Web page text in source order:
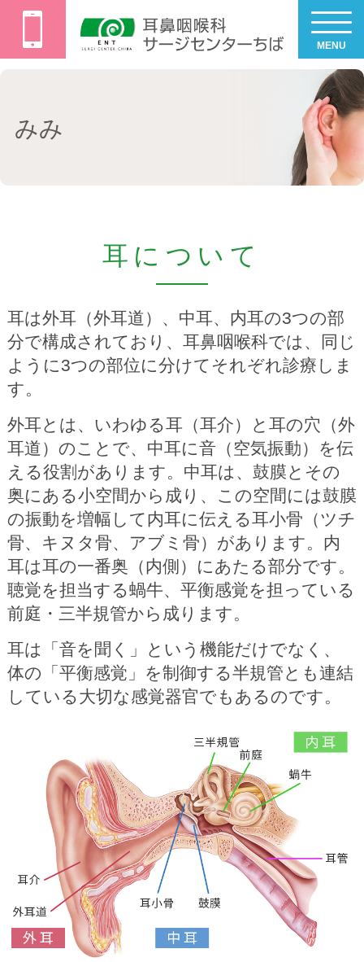
MENU
みみ
耳について
耳は外耳（外耳道）、中耳、内耳の3つの部
分で構成されており、耳鼻咽喉科では、同じ
ように3つの部位に分けてそれぞれ診療しま
す。
外耳とは、いわゆる耳（耳介）と耳の穴（外
耳道）のことで、中耳に音（空気振動）を伝
える役割があります。中耳は、鼓膜とその
奥にある小空間から成り、この空間には鼓膜
の振動を増幅して内耳に伝える耳小骨（ツチ
骨、キヌタ骨、アブミ骨）があります。内
耳は耳の一番奥（内側）にあたる部分です。
聴覚を担当する蝸牛、平衡感覚を担っている
前庭・三半規管から成ります。
耳は「音を聞く」という機能だけでなく、
体の「平衡感覚」を制御する半規管とも連結
している大切な感覚器官でもあるのです。